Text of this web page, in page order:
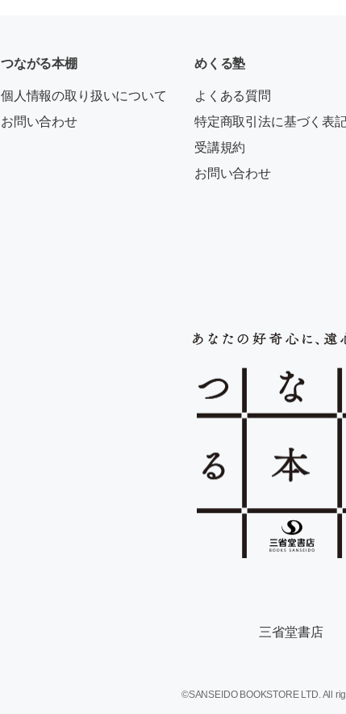
つながる本棚
個人情報の取り扱いについて
お問い合わせ
めくる塾
よくある質問
特定商取引法に基づく表
受講規約
お問い合わせ
三省堂書店
©SANSEIDO BOOKSTORE LTD. All